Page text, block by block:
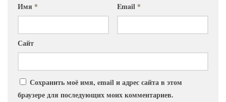
Имя * Email *
Сайт
Сохранить моё имя, email и адрес сайта в этом
браузере для последующих моих комментариев.